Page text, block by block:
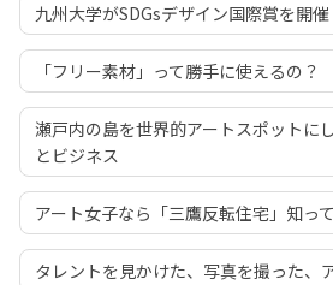
九州大学がSDGsデザイン国際賞を開催
「フリー素材」って勝手に使えるの？
瀬戸内の島を世界的アートスポットに
とビジネス
アート女子なら「三鷹反転住宅」知っ
タレントを見かけた、写真を撮った、